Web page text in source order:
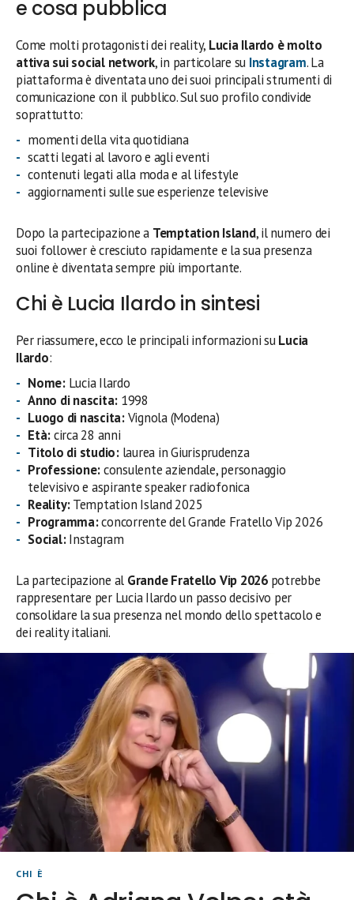
e cosa pubblica
Come molti protagonisti dei reality, Lucia Ilardo è molto
attiva sui social network, in particolare su Instagram. La
piattaforma è diventata uno dei suoi principali strumenti di
comunicazione con il pubblico. Sul suo profilo condivide
soprattutto:
momenti della vita quotidiana
scatti legati al lavoro e agli eventi
contenuti legati alla moda e al lifestyle
aggiornamenti sulle sue esperienze televisive
Dopo la partecipazione a Temptation Island, il numero dei
suoi follower è cresciuto rapidamente e la sua presenza
online è diventata sempre più importante.
Chi è Lucia Ilardo in sintesi
Per riassumere, ecco le principali informazioni suLucia
Ilardo:
Nome:Lucia Ilardo
Anno di nascita: 1998
Luogo di nascita:Vignola (Modena)
Età:circa 28 anni
Titolo di studio:laurea in Giurisprudenza
Professione:consulente aziendale, personaggio
televisivo e aspirante speaker radiofonica
Reality:Temptation Island 2025
Programma:concorrente del Grande Fratello Vip 2026
Social:Instagram
La partecipazione al Grande Fratello Vip 2026potrebbe
rappresentare per Lucia Ilardo un passo decisivo per
consolidare la sua presenza nel mondo dello spettacolo e
dei reality italiani.
CHI È